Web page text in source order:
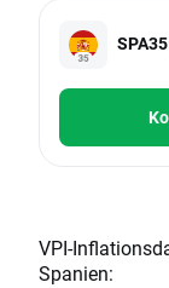
SPA35
VPI-
Spanien: